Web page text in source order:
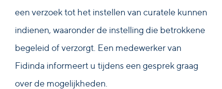
een verzoek tot het instellen van curatele kunnen
indienen, waaronder de instelling die betrokkene
begeleid of verzorgt. Een medewerker van
Fidinda informeert u tijdens een gesprek graag
over de mogelijkheden.